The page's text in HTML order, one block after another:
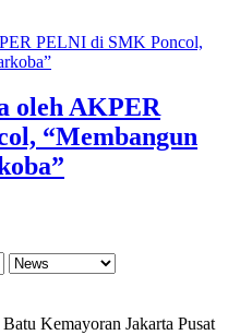
oleh AKPER
“Membangun
Kemayoran Jakarta Pusat